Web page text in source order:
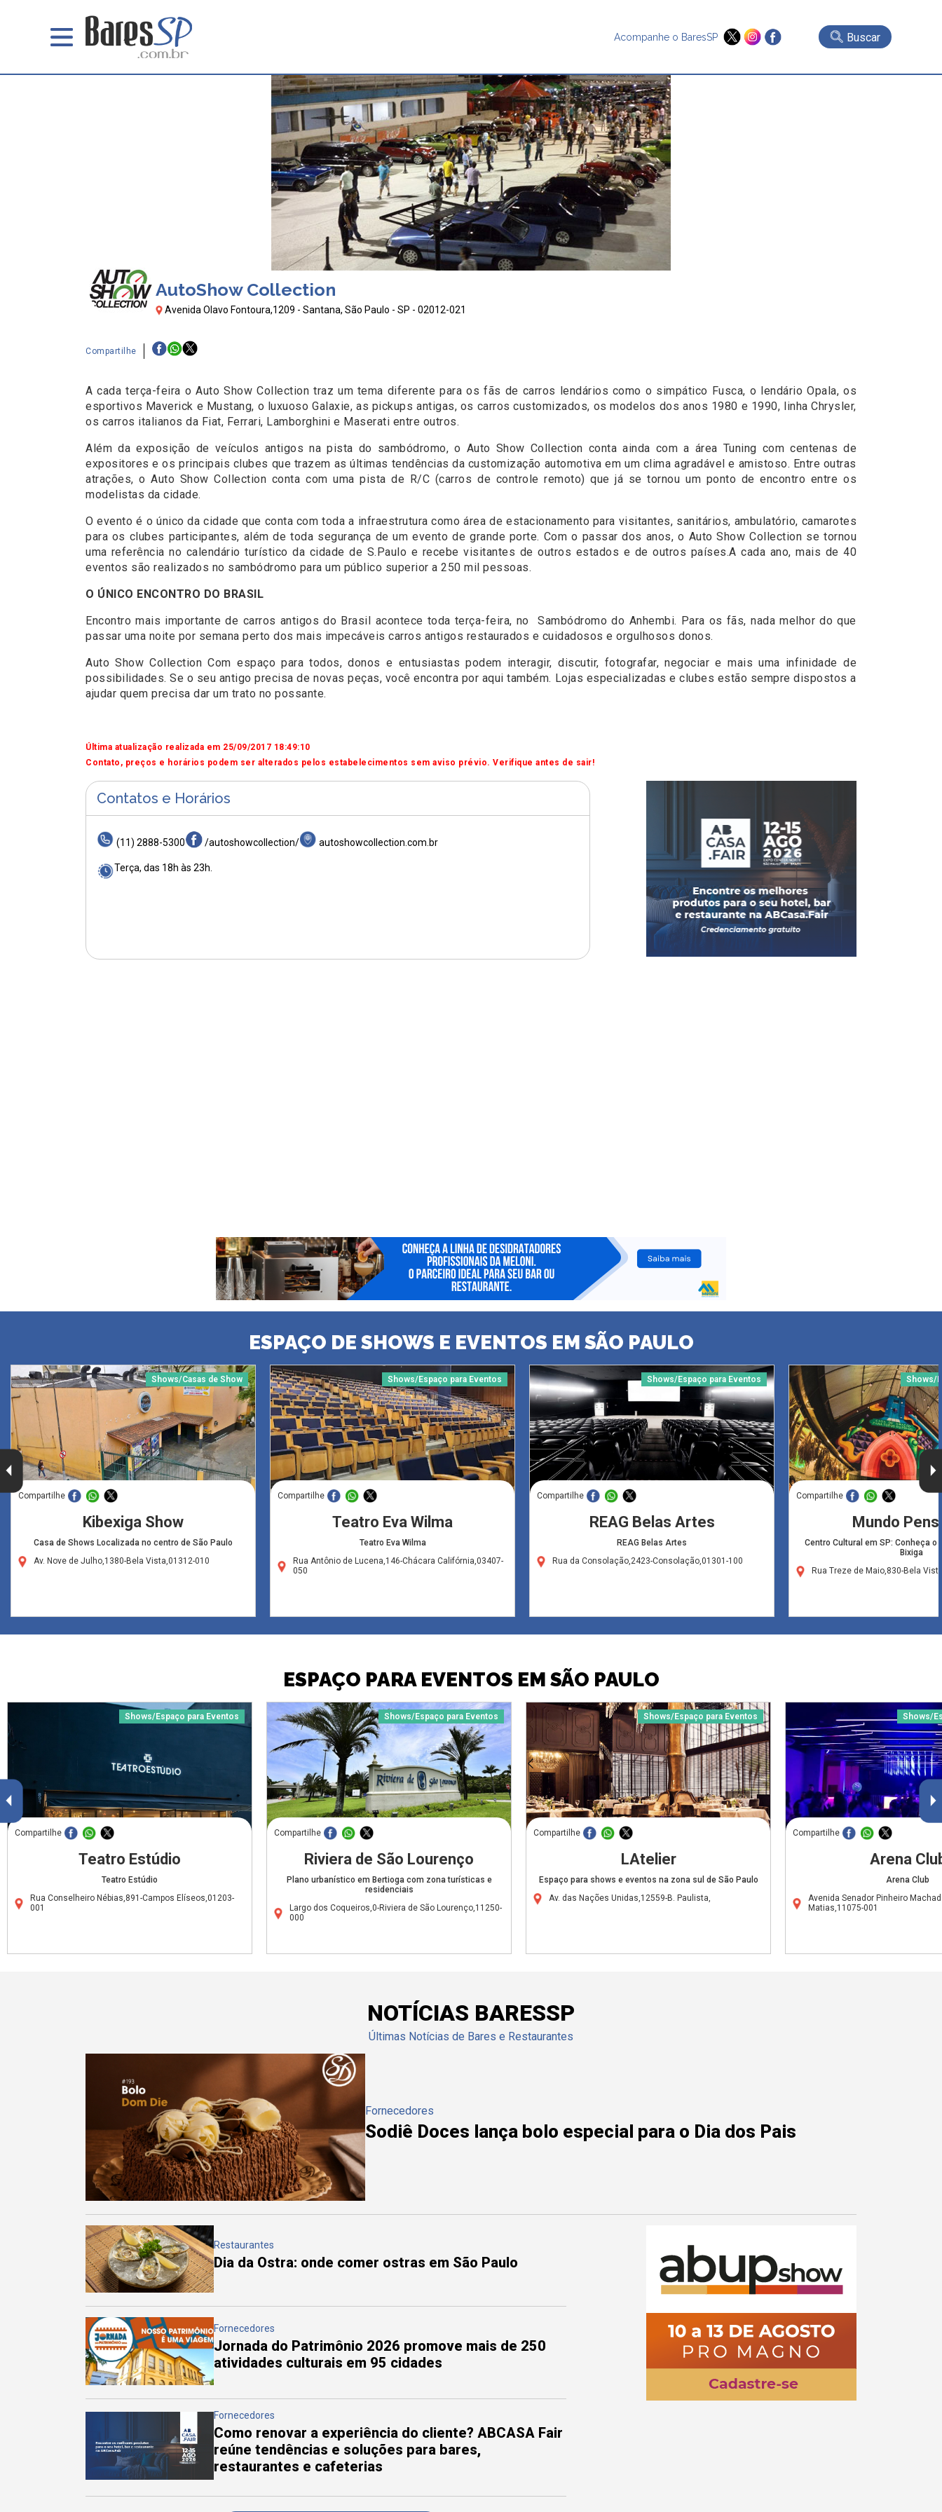
Acompanhe o BaresSP Buscar
AutoShow Collection
Avenida Olavo Fontoura,1209 - Santana, São Paulo - SP - 02012-021
Compartilhe
A cada terça-feira o Auto Show Collection traz um tema diferente para os fãs de carros lendários como o simpático Fusca, o lendário Opala, os
esportivos Maverick e Mustang, o luxuoso Galaxie, as pickups antigas, os carros customizados, os modelos dos anos 1980 e 1990, linha Chrysler,
os carros italianos da Fiat, Ferrari, Lamborghini e Maserati entre outros.
Além da exposição de veículos antigos na pista do sambódromo, o Auto Show Collection conta ainda com a área Tuning com centenas de
expositores e os principais clubes que trazem as últimas tendências da customização automotiva em um clima agradável e amistoso. Entre outras
atrações, o Auto Show Collection conta com uma pista de R/C (carros de controle remoto) que já se tornou um ponto de encontro entre os
modelistas da cidade.
O evento é o único da cidade que conta com toda a infraestrutura como área de estacionamento para visitantes, sanitários, ambulatório, camarotes
para os clubes participantes, além de toda segurança de um evento de grande porte. Com o passar dos anos, o Auto Show Collection se tornou
uma referência no calendário turístico da cidade de S.Paulo e recebe visitantes de outros estados e de outros países.A cada ano, mais de 40
eventos são realizados no sambódromo para um público superior a 250 mil pessoas.
O ÚNICO ENCONTRO DO BRASIL
Encontro mais importante de carros antigos do Brasil acontece toda terça-feira, no Sambódromo do Anhembi. Para os fãs, nada melhor do que
passar uma noite por semana perto dos mais impecáveis carros antigos restaurados e cuidadosos e orgulhosos donos.
Auto Show Collection Com espaço para todos, donos e entusiastas podem interagir, discutir, fotografar, negociar e mais uma infinidade de
possibilidades. Se o seu antigo precisa de novas peças, você encontra por aqui também. Lojas especializadas e clubes estão sempre dispostos a
ajudar quem precisa dar um trato no possante.
Última atualização realizada em 25/09/2017 18:49:10
Contato, preços e horários podem ser alterados pelos estabelecimentos sem aviso prévio. Verifique antes de sair!
Contatos e Horários
(11) 2888-5300 /autoshowcollection/ autoshowcollection.com.br
Terça, das 18h às 23h.
ESPAÇO DE SHOWS E EVENTOS EM SÃO PAULO
Shows/Casas de Show
Compartilhe
Kibexiga Show
Casa de Shows Localizada no centro de São Paulo
Av. Nove de Julho,1380-Bela Vista,01312-010
Shows/Espaço para Eventos
Compartilhe
Teatro Eva Wilma
Teatro Eva Wilma
Rua Antônio de Lucena,146-Chácara Califórnia,03407-
050
Shows/Espaço para Eventos
Compartilhe
REAG Belas Artes
REAG Belas Artes
Rua da Consolação,2423-Consolação,01301-100
Shows/
Compartilhe
Mundo
Centro Cultural em SP: Conheça o
Bixiga
Rua Treze de Maio,830-Bela
ESPAÇO PARA EVENTOS EM SÃO PAULO
Shows/Espaço para Eventos
Compartilhe
Teatro Estúdio
Teatro Estúdio
Rua Conselheiro Nébias,891-Campos Elíseos,01203-
001
Shows/Espaço para Eventos
Compartilhe
Riviera de São Lourenço
Plano urbanístico em Bertioga com zona turísticas e
residenciais
Largo dos Coqueiros,0-Riviera de São Lourenço,11250-
000
Shows/Espaço para Eventos
Compartilhe
LAtelier
Espaço para shows e eventos na zona sul de São Paulo
Av. das Nações Unidas,12559-B. Paulista,
Shows/
Compartilhe
Arena
Arena Club
Avenida Senador Pinheiro
Matias,11075-001
NOTÍCIAS BARESSP
Últimas Notícias de Bares e Restaurantes
Fornecedores
Sodiê Doces lança bolo especial para o Dia dos Pais
Restaurantes
Dia da Ostra: onde comer ostras em São Paulo
Fornecedores
Jornada do Patrimônio 2026 promove mais de 250
atividades culturais em 95 cidades
Fornecedores
Como renovar a experiência do cliente? ABCASA Fair
reúne tendências e soluções para bares,
restaurantes e cafeterias